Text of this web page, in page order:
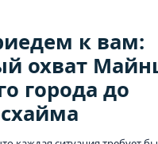
к вам:
охват
города до